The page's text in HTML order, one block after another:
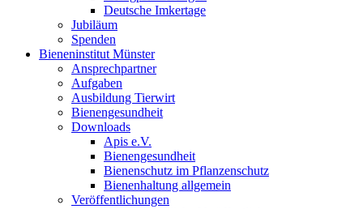
Deutsche Imkertage
Jubiläum
Spenden
Bieneninstitut Münster
Ansprechpartner
Aufgaben
Ausbildung Tierwirt
Bienengesundheit
Downloads
Apis e.V.
Bienengesundheit
Bienenschutz im Pflanzenschutz
Bienenhaltung allgemein
Veröffentlichungen